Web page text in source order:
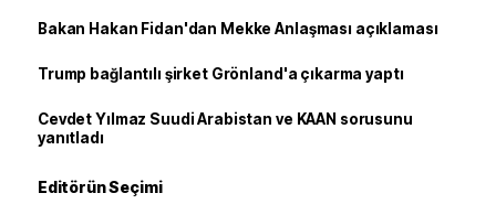
Bakan Hakan Fidan'dan Mekke Anlaşması açıklaması
Trump bağlantılı şirket Grönland'a çıkarma yaptı
Cevdet Yılmaz Suudi Arabistan ve KAAN sorusunu
yanıtladı
Editörün Seçimi